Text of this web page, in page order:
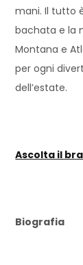
mani. Il tutto
bachata e la
Montana e
per ogni
dell’estate.
Ascolta il
Biografia